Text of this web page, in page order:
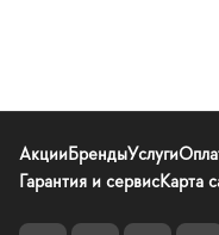
АкцииБрендыУслуги
Гарантия и сервисКарта